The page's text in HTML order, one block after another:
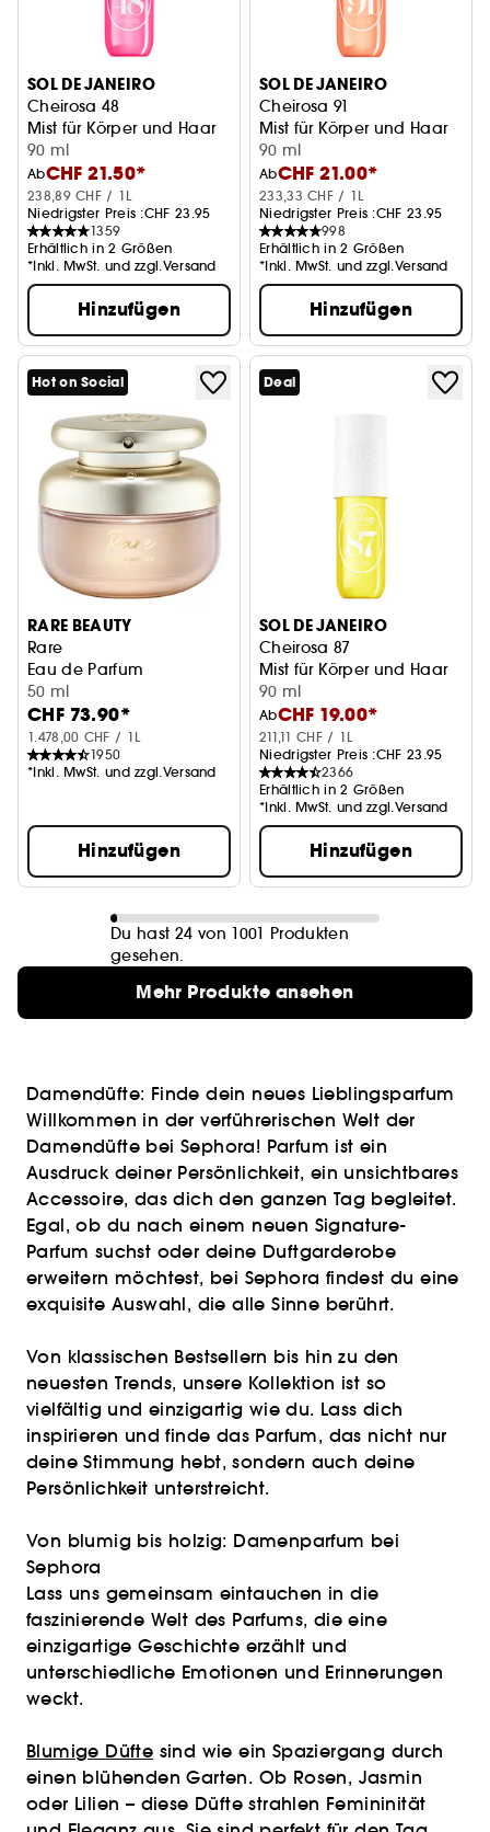
SOL DE JANEIRO
Cheirosa 48
Mist für Körper und Haar
90 ml
AbCHF 21.50*
238,89 CHF / 1L
Niedrigster Preis :CHF 23.95
1359
Erhältlich in 2 Größen
*Inkl. MwSt. und zzgl.Versand
Hinzufügen
SOL DE JANEIRO
Cheirosa 91
Mist für Körper und Haar
90 ml
AbCHF 21.00*
233,33 CHF / 1L
Niedrigster Preis :CHF 23.95
998
Erhältlich in 2 Größen
*Inkl. MwSt. und zzgl.Versand
Hinzufügen
Hot on Social
RARE BEAUTY
Rare
Eau de Parfum
50 ml
CHF 73.90*
1.478,00 CHF / 1L
1950
*Inkl. MwSt. und zzgl.Versand
Hinzufügen
Deal
SOL DE JANEIRO
Cheirosa 87
Mist für Körper und Haar
90 ml
AbCHF 19.00*
211,11 CHF / 1L
Niedrigster Preis :CHF 23.95
2366
Erhältlich in 2 Größen
*Inkl. MwSt. und zzgl.Versand
Hinzufügen
Du hast 24 von 1001 Produkten
gesehen.
Mehr Produkte ansehen
Damendüfte: Finde dein neues Lieblingsparfum
Willkommen in der verführerischen Welt der
Damendüfte bei Sephora! Parfum ist ein
Ausdruck deiner Persönlichkeit, ein unsichtbares
Accessoire, das dich den ganzen Tag begleitet.
Egal, ob du nach einem neuen Signature-
Parfum suchst oder deine Duftgarderobe
erweitern möchtest, bei Sephora findest du eine
exquisite Auswahl, die alle Sinne berührt.
Von klassischen Bestsellern bis hin zu den
neuesten Trends, unsere Kollektion ist so
vielfältig und einzigartig wie du. Lass dich
inspirieren und finde das Parfum, das nicht nur
deine Stimmung hebt, sondern auch deine
Persönlichkeit unterstreicht.
Von blumig bis holzig: Damenparfum bei
Sephora
Lass uns gemeinsam eintauchen in die
faszinierende Welt des Parfums, die eine
einzigartige Geschichte erzählt und
unterschiedliche Emotionen und Erinnerungen
weckt.
Blumige Düfte sind wie ein Spaziergang durch
einen blühenden Garten. Ob Rosen, Jasmin
oder Lilien – diese Düfte strahlen Femininität